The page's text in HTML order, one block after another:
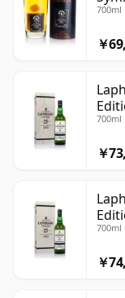
700ml
￥
700ml
￥
700ml
￥